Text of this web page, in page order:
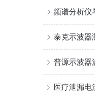
频谱分析仪
普源示波器
医疗泄漏电